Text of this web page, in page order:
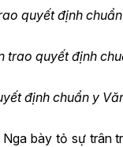
quyết định
trao quyết định
định chuẩn y
bày tỏ sự trân